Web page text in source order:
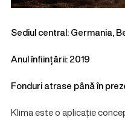
Sediul central: Germania,
Anul înființării: 2019
Fonduri atrase până în
Klima este o aplicație